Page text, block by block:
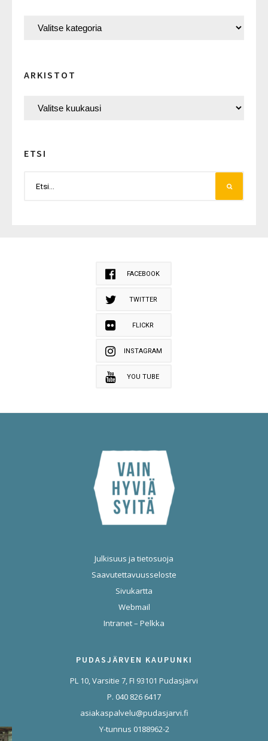
ARKISTOT
ETSI
FACEBOOK
TWITTER
FLICKR
INSTAGRAM
YOU TUBE
Julkisuus ja tietosuoja
Saavutettavuusseloste
Sivukartta
Webmail
Intranet – Pelkka
PUDASJÄRVEN KAUPUNKI
PL 10, Varsitie 7, FI 93101 Pudasjärvi
P. 040 826 6417
asiakaspalvelu@pudasjarvi.fi
Y-tunnus 0188962-2